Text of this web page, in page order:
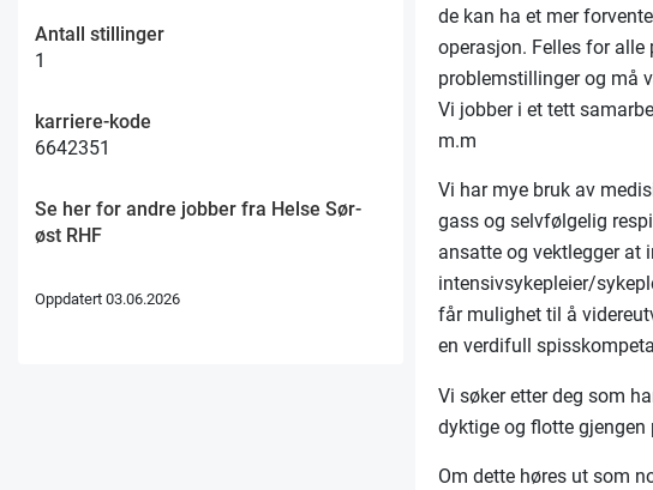
Antall stillinger
1
karriere-kode
6642351
Se her for andre jobber fra Helse Sør-
øst RHF
Oppdatert 03.06.2026
de kan ha et mer
operasjon. Felles for
problemstillinger og må
Vi jobber i et tett
m.m
Vi har mye bruk av
gass og selvfølgelig
ansatte og vektlegger at
intensivsykepleier/
får mulighet til å
en verdifull
Vi søker etter deg som
dyktige og flotte gjengen
Om dette høres ut som